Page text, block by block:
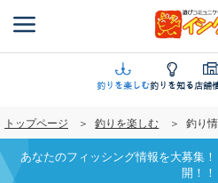
ン
に
釣りを楽しむ釣りを知る店舗
トップページ 釣りを楽しむ 釣り
あなたのフィッシング情報を大募集
開！！